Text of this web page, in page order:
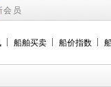
会员
船舶买卖 船价指数